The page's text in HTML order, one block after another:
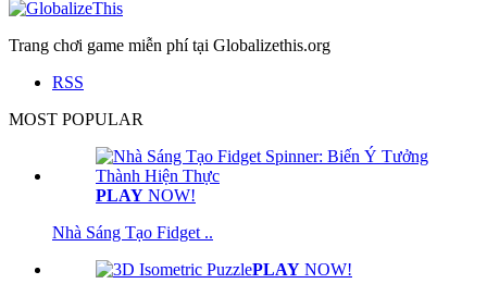
Trang chơi game miễn phí tại Globalizethis.org
RSS
MOST POPULAR
PLAY NOW!
Nhà Sáng Tạo Fidget ..
PLAY NOW!